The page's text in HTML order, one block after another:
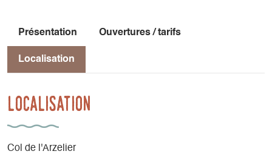
Présentation Ouvertures / tarifs
Localisation
Localisation
Col de l'Arzelier